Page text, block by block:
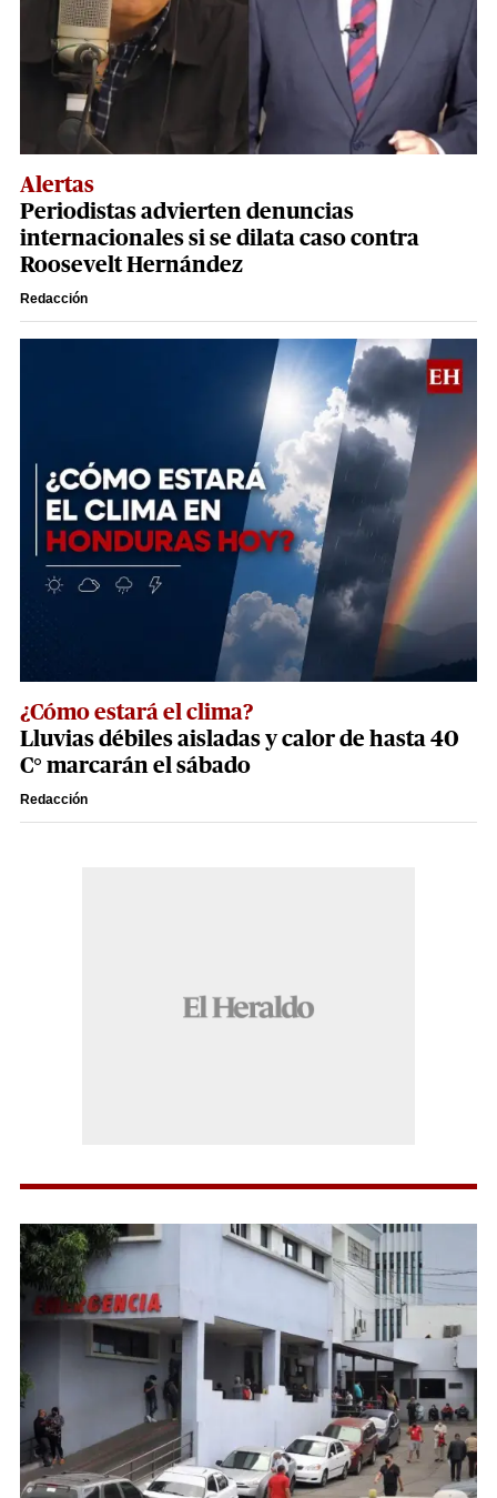
Alertas
Periodistas advierten denuncias
internacionales si se dilata caso contra
Roosevelt Hernández
Redacción
¿Cómo estará el clima?
Lluvias débiles aisladas y calor de hasta 40
C° marcarán el sábado
Redacción